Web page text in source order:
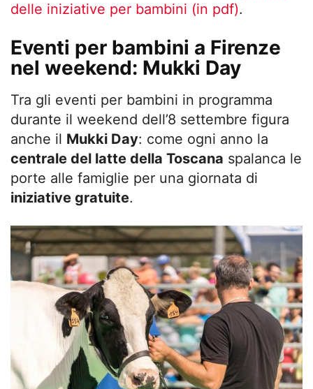
delle iniziative per bambini (in pdf).
Eventi per bambini a Firenze
nel weekend: Mukki Day
Tra gli eventi per bambini in programma
durante il weekend dell’8 settembre figura
anche il Mukki Day: come ogni anno la
centrale del latte della Toscana spalanca le
porte alle famiglie per una giornata di
iniziative gratuite.